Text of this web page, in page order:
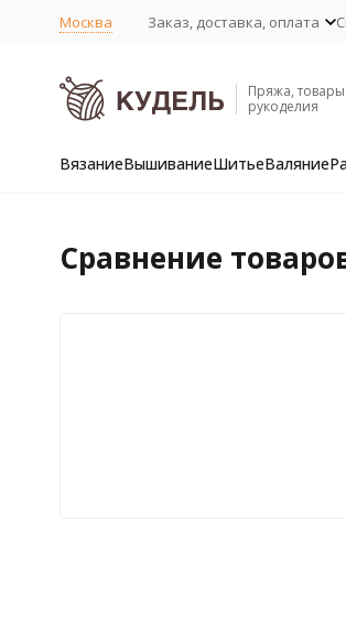
Москва Заказ, доставка, оплата
Пряжа,
рукоделия
ВязаниеВышиваниеШитьеВаляние
Сравнение